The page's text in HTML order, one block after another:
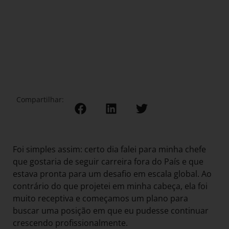
Compartilhar:
Foi simples assim: certo dia falei para minha chefe
que gostaria de seguir carreira fora do País e que
estava pronta para um desafio em escala global. Ao
contrário do que projetei em minha cabeça, ela foi
muito receptiva e começamos um plano para
buscar uma posição em que eu pudesse continuar
crescendo profissionalmente.